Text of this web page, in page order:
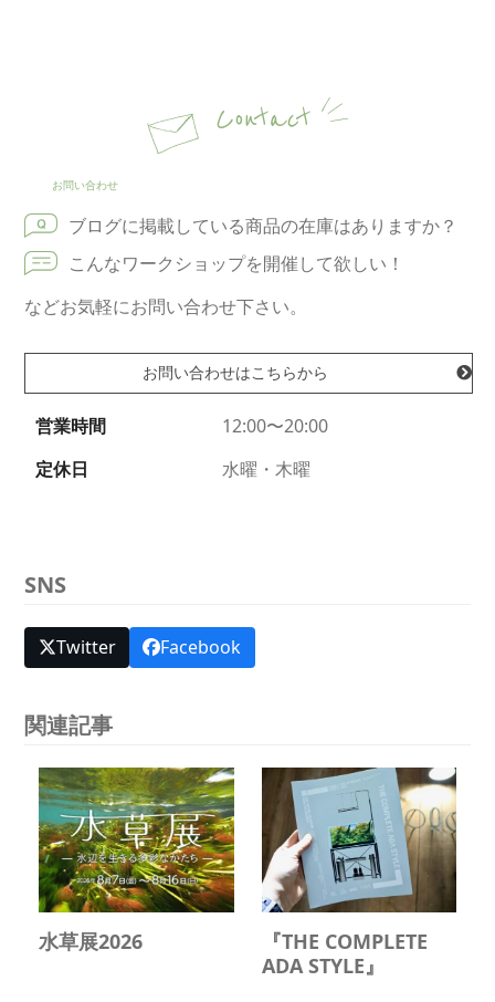
Contact
お問い合わせ
ブログに掲載している商品の在庫はありますか？
こんなワークショップを開催して欲しい！
などお気軽にお問い合わせ下さい。
お問い合わせはこちらから
営業時間
12:00〜20:00
定休日
水曜・木曜
SNS
Twitter Facebook
関連記事
水草展2026
『THE COMPLETE
ADA STYLE』